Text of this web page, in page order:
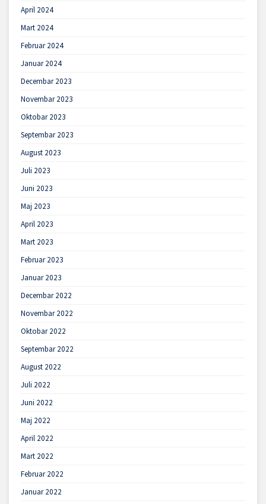
April 2024
Mart 2024
Februar 2024
Januar 2024
Decembar 2023
Novembar 2023
Oktobar 2023
Septembar 2023
August 2023
Juli 2023
Juni 2023
Maj 2023
April 2023
Mart 2023
Februar 2023
Januar 2023
Decembar 2022
Novembar 2022
Oktobar 2022
Septembar 2022
August 2022
Juli 2022
Juni 2022
Maj 2022
April 2022
Mart 2022
Februar 2022
Januar 2022